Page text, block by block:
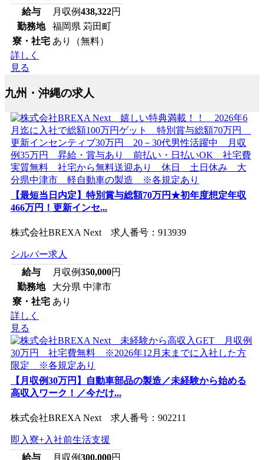
給与
月収例438,322円
勤務地
福岡県 苅田町
寮・社宅 あり（無料）
詳しく
見る
九州・沖縄の求人
【最短当日内定】特別賞与総額70万円★初年度想定年収
466万円！更新インセ...
株式会社BREXA Next 求人番号：913939
シルバー求人
給与
月収例350,000円
勤務地
大分県 中津市
寮・社宅 あり
詳しく
見る
【月収例30万円】自動車部品の製造／未経験から始める
高収入ワーク！／今だけ...
株式会社BREXA Next 求人番号：902211
即入寮+入社前生活支援
給与
月収例300,000円